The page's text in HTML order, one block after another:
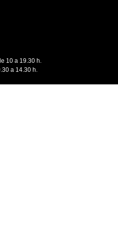
10 a 19.30 h.
a 14.30 h.